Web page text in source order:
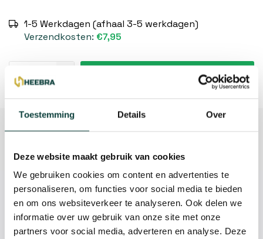
Toestemming Details Over
Deze website maakt gebruik van cookies
We gebruiken cookies om content en advertenties te
personaliseren, om functies voor social media te bieden
en om ons websiteverkeer te analyseren. Ook delen we
informatie over uw gebruik van onze site met onze
partners voor social media, adverteren en analyse. Deze
1-5 Werkdagen (afhaal 3-5 werkdagen)
Verzendkosten: €7,95
Toevoegen aan winkelwagen
Reviews
Kunnen we je helpen?
085-2121757